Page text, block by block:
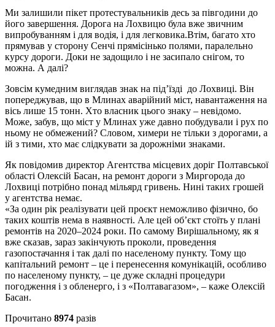
Ми залишили пікет протестувальників десь за півгодини до
його завершення. Дорога на Лохвицю була вже звичним
випробуванням і для водія, і для легковика.Втім, багато хто
прямував у сторону Сенчі прямісінько полями, паралельно
курсу дороги. Доки не задощило і не засипало снігом, то
можна. А далі?
Зовсім кумедним виглядав знак на під’їзді до Лохвиці. Він
попереджував, що в Млинах аварійний міст, навантаження на
вісь лише 15 тонн. Хто власник цього знаку – невідомо.
Може, забув, що міст у Млинах уже давно побудували і рух по
ньому не обмежений? Словом, химери не тільки з дорогами, а
ій з тими, хто має слідкувати за дорожніми знаками.
Як повідомив директор Агентства місцевих доріг Полтавської
області Олексій Басан, на ремонт дороги з Миргорода до
Лохвиці потрібно понад мільярд гривень. Нині таких грошей
у агентства немає.
«За один рік реалізувати цей проєкт неможливо фізично, бо
таких коштів нема в наявності. Але цей об’єкт стоїть у плані
ремонтів на 2020–2024 роки. По самому Вирішальному, як я
вже сказав, зараз закінчують проколи, проведення
газопостачання і так далі по населеному пункту. Тому що
капітальний ремонт – це і перенесення комунікацій, особливо
по населеному пункту, – це дуже складні процедури
погодження і з обленерго, і з «Полтавагазом», – каже Олексій
Басан.
Прочитано 8974 разів